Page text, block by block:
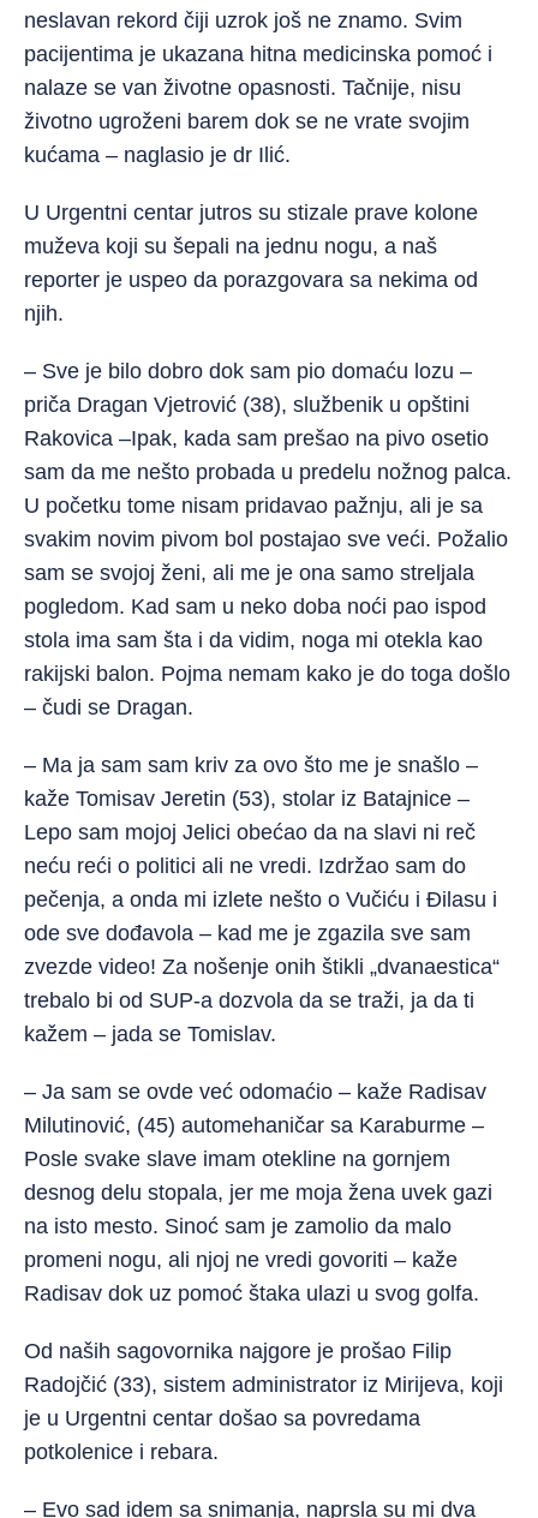
neslavan rekord čiji uzrok još ne znamo. Svim
pacijentima je ukazana hitna medicinska pomoć i
nalaze se van životne opasnosti. Tačnije, nisu
životno ugroženi barem dok se ne vrate svojim
kućama – naglasio je dr Ilić.
U Urgentni centar jutros su stizale prave kolone
muževa koji su šepali na jednu nogu, a naš
reporter je uspeo da porazgovara sa nekima od
njih.
– Sve je bilo dobro dok sam pio domaću lozu –
priča Dragan Vjetrović (38), službenik u opštini
Rakovica –Ipak, kada sam prešao na pivo osetio
sam da me nešto probada u predelu nožnog palca.
U početku tome nisam pridavao pažnju, ali je sa
svakim novim pivom bol postajao sve veći. Požalio
sam se svojoj ženi, ali me je ona samo streljala
pogledom. Kad sam u neko doba noći pao ispod
stola ima sam šta i da vidim, noga mi otekla kao
rakijski balon. Pojma nemam kako je do toga došlo
– čudi se Dragan.
– Ma ja sam sam kriv za ovo što me je snašlo –
kaže Tomisav Jeretin (53), stolar iz Batajnice –
Lepo sam mojoj Jelici obećao da na slavi ni reč
neću reći o politici ali ne vredi. Izdržao sam do
pečenja, a onda mi izlete nešto o Vučiću i Đilasu i
ode sve dođavola – kad me je zgazila sve sam
zvezde video! Za nošenje onih štikli „dvanaestica“
trebalo bi od SUP-a dozvola da se traži, ja da ti
kažem – jada se Tomislav.
– Ja sam se ovde već odomaćio – kaže Radisav
Milutinović, (45) automehaničar sa Karaburme –
Posle svake slave imam otekline na gornjem
desnog delu stopala, jer me moja žena uvek gazi
na isto mesto. Sinoć sam je zamolio da malo
promeni nogu, ali njoj ne vredi govoriti – kaže
Radisav dok uz pomoć štaka ulazi u svog golfa.
Od naših sagovornika najgore je prošao Filip
Radojčić (33), sistem administrator iz Mirijeva, koji
je u Urgentni centar došao sa povredama
potkolenice i rebara.
– Evo sad idem sa snimanja, naprsla su mi dva